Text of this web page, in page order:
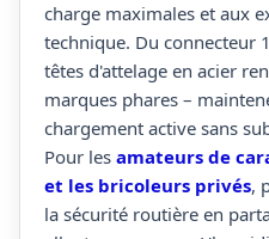
charge maximales et aux
technique. Du connecteur
têtes d'attelage en acier
marques phares –
chargement active sans
Pour les amateurs de
et les bricoleurs privés,
la sécurité routière en